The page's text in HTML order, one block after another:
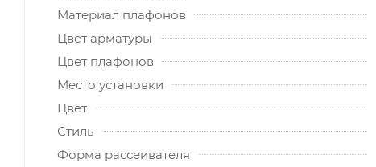
Материал плафонов
Цвет арматуры
Цвет плафонов
Место установки
Цвет
Стиль
Форма рассеивателя